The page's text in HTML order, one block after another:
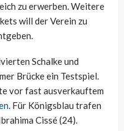
zu erwerben.Weitere
will der Verein zu
Schalke und
Brücke ein Testspiel.
vor fast ausverkauftem
. Für Königsblau trafen
Cissé (24).